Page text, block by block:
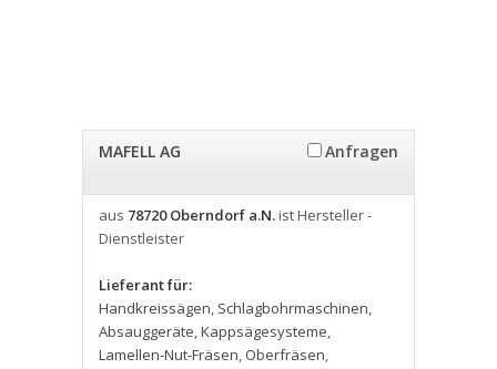
MAFELL AG Anfragen
aus 78720 Oberndorf a.N.ist Hersteller -
Dienstleister
Lieferant für:
Handkreissägen, Schlagbohrmaschinen,
Absauggeräte,Kappsägesysteme,
Lamellen-Nut-Fräsen, Oberfräsen,